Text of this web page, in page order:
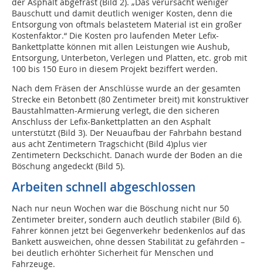
der Asphalt abgefräst (Bild 2). „Das verursacht weniger
Bauschutt und damit deutlich weniger Kosten, denn die
Entsorgung von oftmals belastetem Material ist ein großer
Kostenfaktor.“ Die Kosten pro laufenden Meter Lefix-
Bankettplatte können mit allen Leistungen wie Aushub,
Entsorgung, Unterbeton, Verlegen und Platten, etc. grob mit
100 bis 150 Euro in diesem Projekt beziffert werden.
Nach dem Fräsen der Anschlüsse wurde an der gesamten
Strecke ein Betonbett (80 Zentimeter breit) mit konstruktiver
Baustahlmatten-Armierung verlegt, die den sicheren
Anschluss der Lefix-Bankettplatten an den Asphalt
unterstützt (Bild 3). Der Neuaufbau der Fahrbahn bestand
aus acht Zentimetern Tragschicht (Bild 4)plus vier
Zentimetern Deckschicht. Danach wurde der Boden an die
Böschung angedeckt (Bild 5).
Arbeiten schnell abgeschlossen
Nach nur neun Wochen war die Böschung nicht nur 50
Zentimeter breiter, sondern auch deutlich stabiler (Bild 6).
Fahrer können jetzt bei Gegenverkehr bedenkenlos auf das
Bankett ausweichen, ohne dessen Stabilität zu gefährden –
bei deutlich erhöhter Sicherheit für Menschen und
Fahrzeuge.